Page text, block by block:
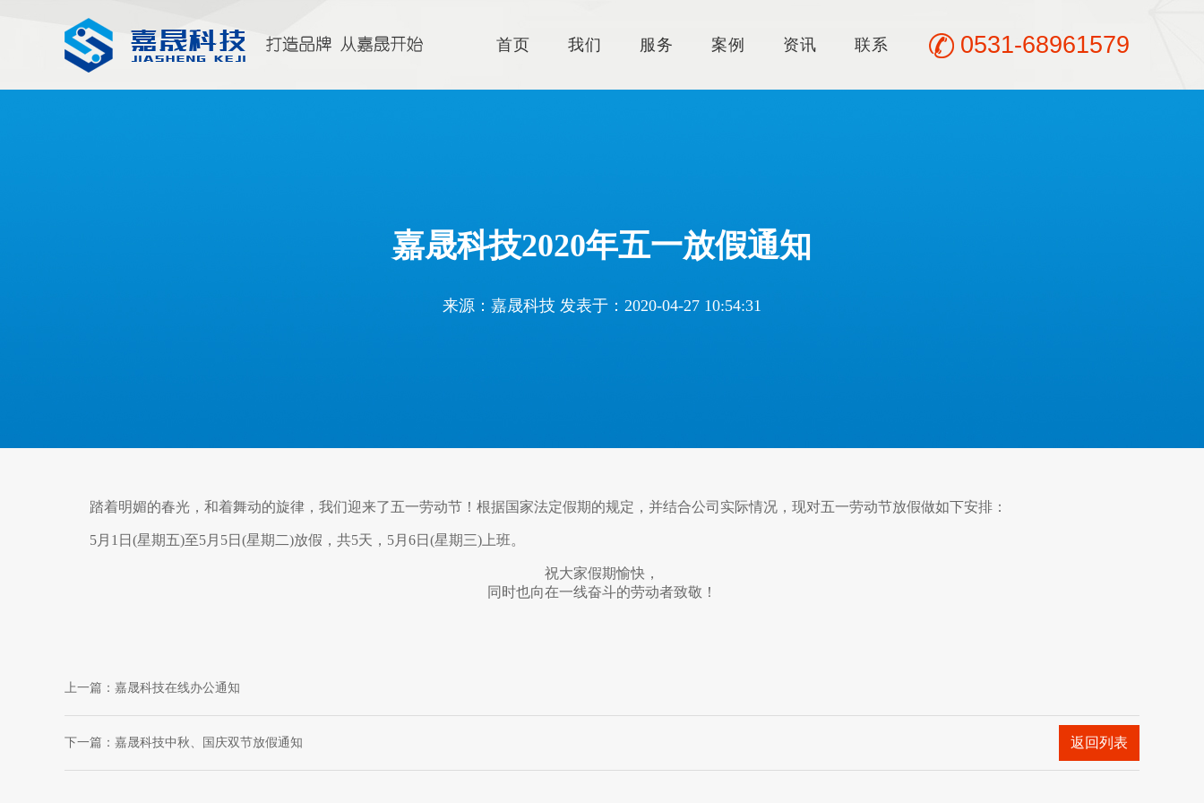
首页 我们 服务 案例 资讯 联系 0531-68961579
嘉晟科技2020年五一放假通知
来源：嘉晟科技 发表于：2020-04-27 10:54:31
踏着明媚的春光，和着舞动的旋律，我们迎来了五一劳动节！根据国家法定假期的规定，并结合公司实际情况，现对五一劳动节放假做如下安排：
5月1日(星期五)至5月5日(星期二)放假，共5天，5月6日(星期三)上班。
祝大家假期愉快，
同时也向在一线奋斗的劳动者致敬！
上一篇： 嘉晟科技在线办公通知
返回列表
下一篇： 嘉晟科技中秋、国庆双节放假通知